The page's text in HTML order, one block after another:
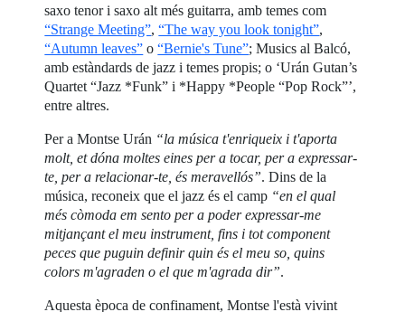
saxo tenor i saxo alt més guitarra, amb temes com
“Strange Meeting”,“The way you look tonight”,
“Autumn leaves” o“Bernie's Tune”; Musics al Balcó,
amb estàndards de jazz i temes propis; o ‘Urán Gutan’s
Quartet “Jazz *Funk” i *Happy *People “Pop Rock”’,
entre altres.
Per a Montse Urán “la música t'enriqueix i t'aporta
molt, et dóna moltes eines per a tocar, per a expressar-
te, per a relacionar-te, és meravellós”. Dins de la
música, reconeix que el jazz és el camp “en el qual
més còmoda em sento per a poder expressar-me
mitjançant el meu instrument, fins i tot component
peces que puguin definir quin és el meu so, quins
colors m'agraden o el que m'agrada dir”.
Aquesta època de confinament, Montse l'està vivint